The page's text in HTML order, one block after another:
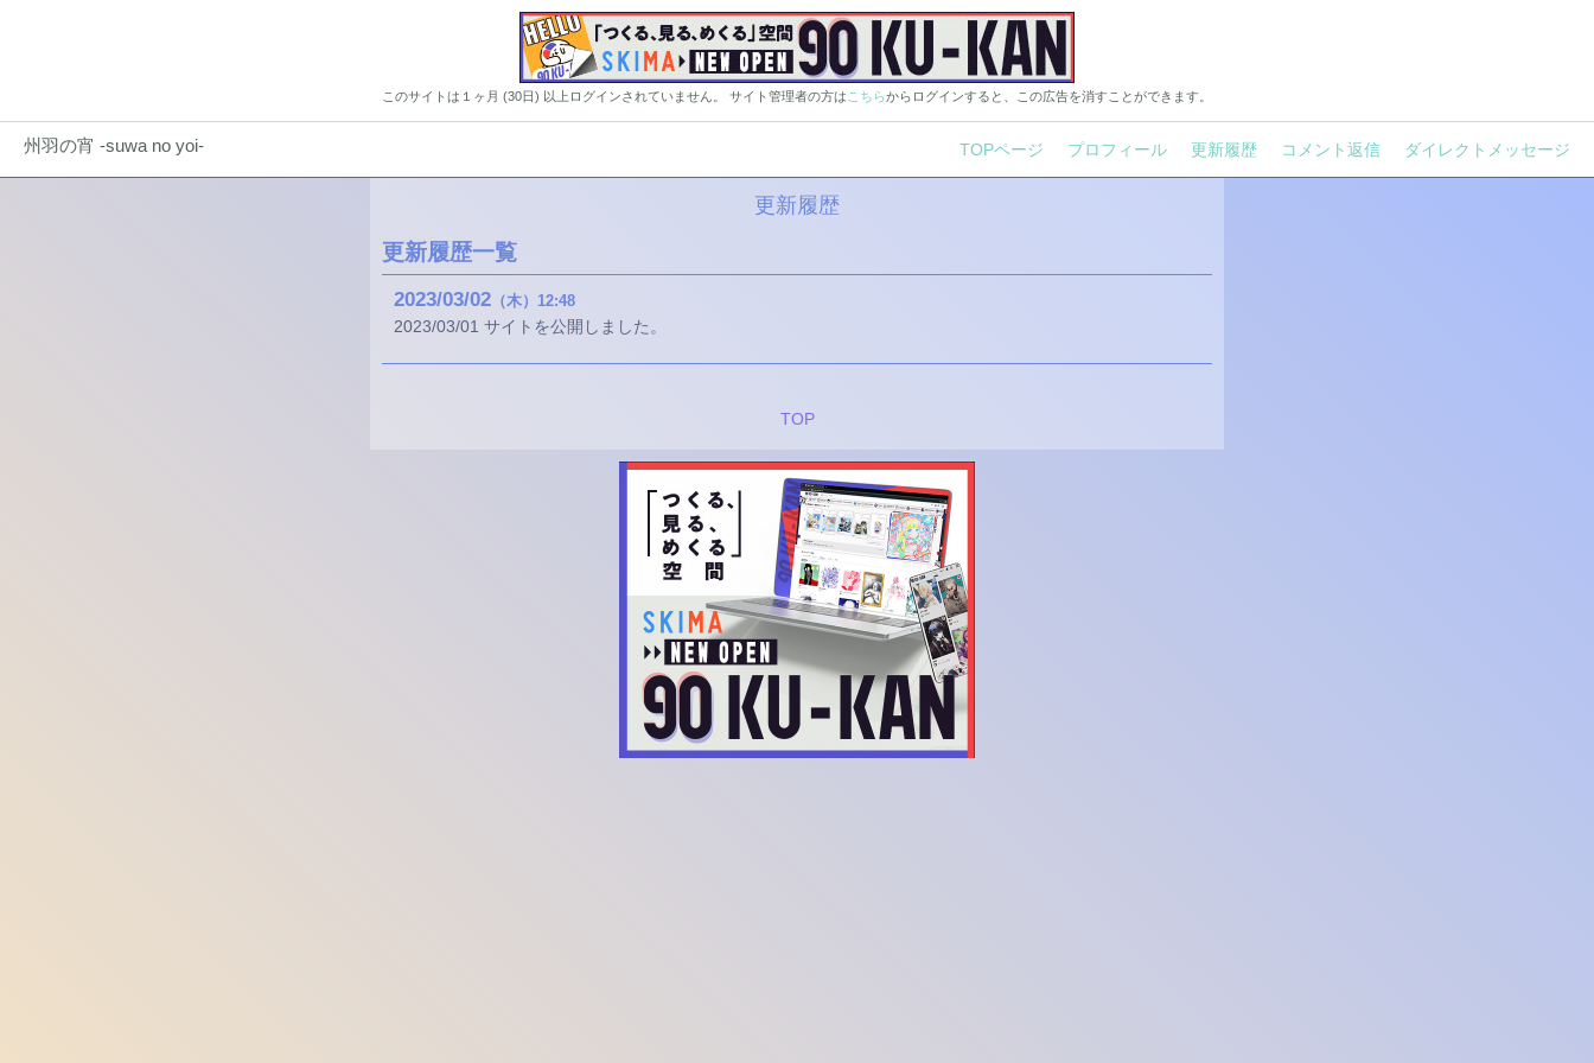
このサイトは１ヶ月 (30日) 以上ログインされていません。 サイト管理者の方は こちらからログインすると、この広告を消すことができます。
州羽の宵 -suwa no yoi- TOPページ プロフィール 更新履歴 コメント返信 ダイレクトメッセージ
更新履歴
更新履歴一覧
2023 03 02 （木） 12:48
2023/03/01 サイトを公開しました。
TOP